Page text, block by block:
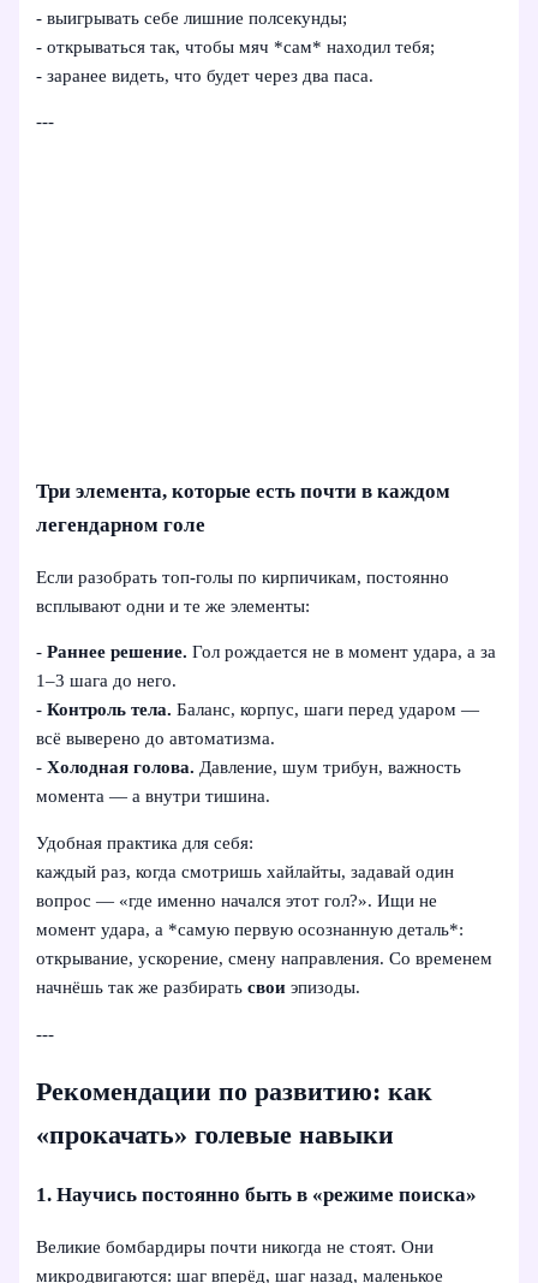
- выигрывать себе лишние полсекунды;
- открываться так, чтобы мяч *сам* находил тебя;
- заранее видеть, что будет через два паса.
---
Три элемента, которые есть почти в каждом
легендарном голе
Если разобрать топ‑голы по кирпичикам, постоянно
всплывают одни и те же элементы:
-Раннее решение. Гол рождается не в момент удара, а за
1–3 шага до него.
-Контроль тела. Баланс, корпус, шаги перед ударом —
всё выверено до автоматизма.
-Холодная голова. Давление, шум трибун, важность
момента — а внутри тишина.
Удобная практика для себя:
каждый раз, когда смотришь хайлайты, задавай один
вопрос — «где именно начался этот гол?». Ищи не
момент удара, а *самую первую осознанную деталь*:
открывание, ускорение, смену направления. Со временем
начнёшь так же разбиратьсвои эпизоды.
---
Рекомендации по развитию: как
«прокачать» голевые навыки
1. Научись постоянно быть в «режиме поиска»
Великие бомбардиры почти никогда не стоят. Они
микродвигаются: шаг вперёд, шаг назад, маленькое